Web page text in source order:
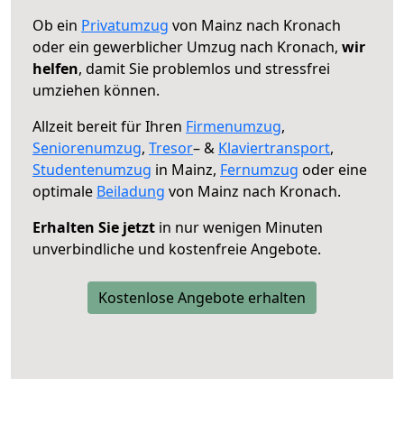
Ob ein Privatumzug von Mainz nach Kronach
oder ein gewerblicher Umzug nach Kronach, wir
helfen, damit Sie problemlos und stressfrei
umziehen können.
Allzeit bereit für Ihren Firmenumzug,
Seniorenumzug, Tresor– & Klaviertransport,
Studentenumzug in Mainz, Fernumzug oder eine
optimale Beiladung von Mainz nach Kronach.
Erhalten Sie jetzt in nur wenigen Minuten
unverbindliche und kostenfreie Angebote.
Kostenlose Angebote erhalten